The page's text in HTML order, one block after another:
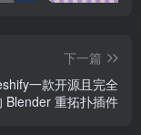
下一篇
一款开源且完全
Blender 重拓扑插件